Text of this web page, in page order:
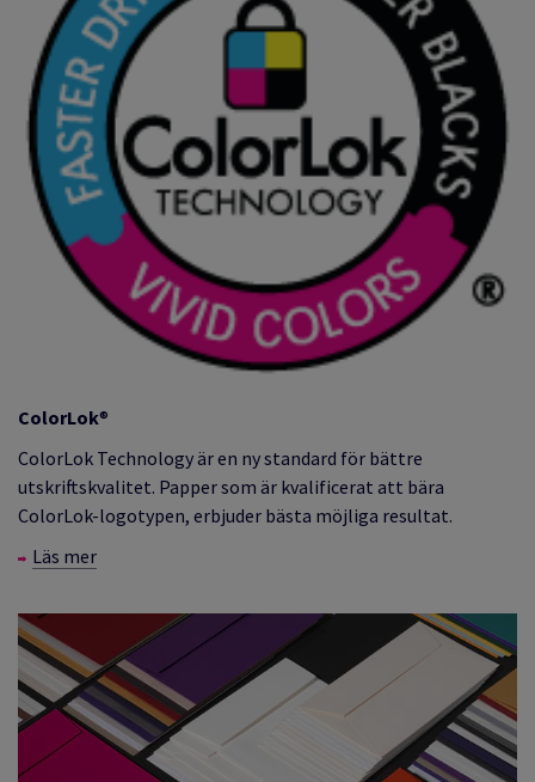
ColorLok®
ColorLok Technology är en ny standard för bättre
utskriftskvalitet. Papper som är kvalificerat att bära
ColorLok-logotypen, erbjuder bästa möjliga resultat.
Läs mer